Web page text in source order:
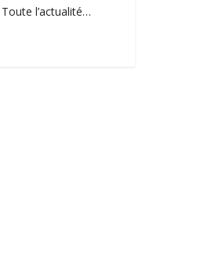
Toute l’actualité…